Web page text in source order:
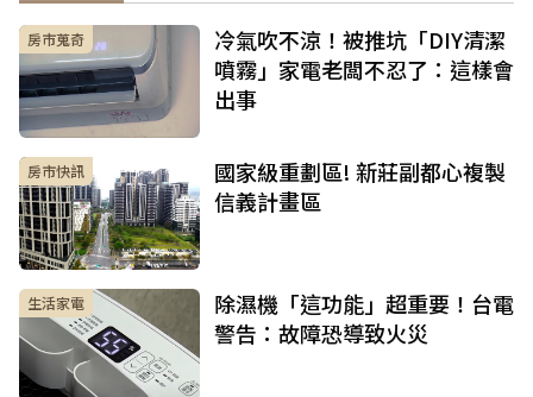
房市蒐奇
冷氣吹不涼！被推坑「DIY清潔
噴霧」家電老闆不忍了：這樣會
出事
房市快訊
國家級重劃區! 新莊副都心複製
信義計畫區
生活家電
除濕機「這功能」超重要！台電
警告：故障恐導致火災